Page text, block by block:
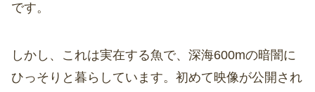
です。
しかし、これは実在する魚で、深海600mの暗闇に
ひっそりと暮らしています。初めて映像が公開され